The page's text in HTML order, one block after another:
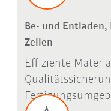
Be- und
Zellen
Effiziente